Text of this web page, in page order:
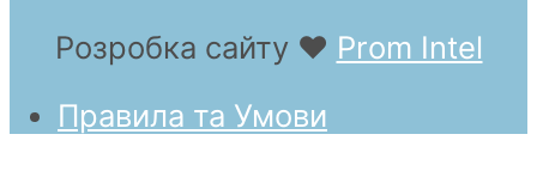
Розробка сайту ❤ Prom Intel
Правила та Умови